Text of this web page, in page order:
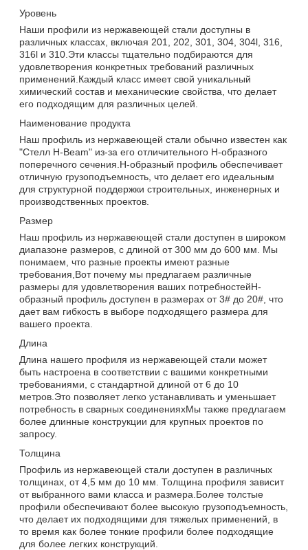
Уровень
Наши профили из нержавеющей стали доступны в
различных классах, включая 201, 202, 301, 304, 304l, 316,
316l и 310.Эти классы тщательно подбираются для
удовлетворения конкретных требований различных
применений.Каждый класс имеет свой уникальный
химический состав и механические свойства, что делает
его подходящим для различных целей.
Наименование продукта
Наш профиль из нержавеющей стали обычно известен как
"Стелл H-Beam" из-за его отличительного H-образного
поперечного сечения.H-образный профиль обеспечивает
отличную грузоподъемность, что делает его идеальным
для структурной поддержки строительных, инженерных и
производственных проектов.
Размер
Наш профиль из нержавеющей стали доступен в широком
диапазоне размеров, с длиной от 300 мм до 600 мм. Мы
понимаем, что разные проекты имеют разные
требования,Вот почему мы предлагаем различные
размеры для удовлетворения ваших потребностейH-
образный профиль доступен в размерах от 3# до 20#, что
дает вам гибкость в выборе подходящего размера для
вашего проекта.
Длина
Длина нашего профиля из нержавеющей стали может
быть настроена в соответствии с вашими конкретными
требованиями, с стандартной длиной от 6 до 10
метров.Это позволяет легко устанавливать и уменьшает
потребность в сварных соединенияхМы также предлагаем
более длинные конструкции для крупных проектов по
запросу.
Толщина
Профиль из нержавеющей стали доступен в различных
толщинах, от 4,5 мм до 10 мм. Толщина профиля зависит
от выбранного вами класса и размера.Более толстые
профили обеспечивают более высокую грузоподъемность,
что делает их подходящими для тяжелых применений, в
то время как более тонкие профили более подходящие
для более легких конструкций.